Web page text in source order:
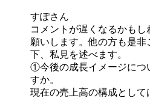
すぽさん
コメントが遅くなるかも
願いします。他の方も是
下、私見を述べます。
①今後の成長イメージにつ
すか。
現在の売上高の構成として